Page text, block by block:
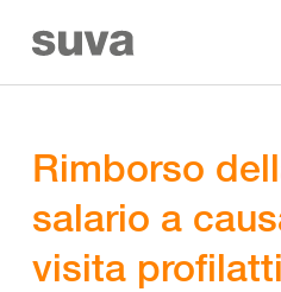
Rimborso
salario a
visita